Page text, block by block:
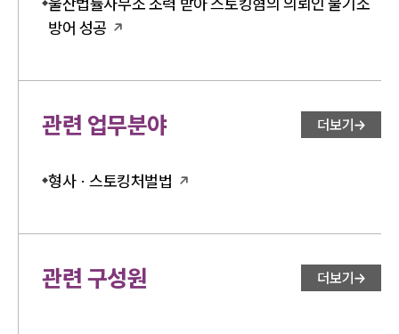
방어 성공
관련 업무분야 더보기
형사 · 스토킹처벌법
관련 구성원 더보기